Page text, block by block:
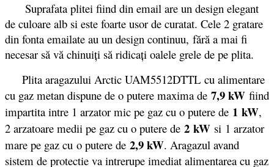
Suprafata plitei fiind din email are un design elegant
de culoare alb si este foarte usor de curatat. Cele 2 gratare
din fonta emailate au un design continuu, fără a mai fi
necesar să vă chinuiţi să ridicaţi oalele grele de pe plita.
Plita aragazului Arctic UAM5512DTTL cu alimentare
cu gaz metan dispune de o putere maxima de 7,9 kW fiind
impartita intre 1 arzator mic pe gaz cu o putere de 1 kW,
2 arzatoare medii pe gaz cu o putere de 2 kW si 1 arzator
mare pe gaz cu o putere de 2,9 kW. Aragazul avand
sistem de protectie va intrerupe imediat alimentarea cu gaz